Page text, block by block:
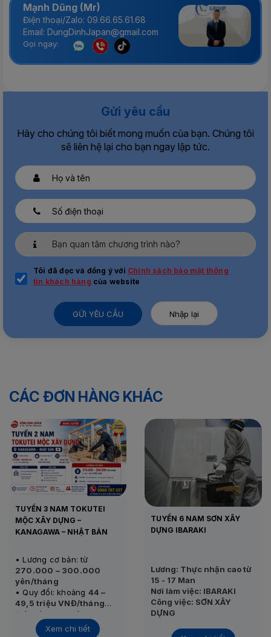
Mạnh Dũng (Mr)
Điện thoại/Zalo: 09.66.65.61.68
Email: DungDinhJapan@gmail.com
Gọi ngay:
Gửi yêu cầu
Hãy cho chúng tôi biết mong muốn của bạn. Chúng tôi
sẽ liên hệ lại cho bạn ngay lập tức.
Tôi đã đọc và đồng ý với Chính sách bảo mật thông
tin khách hàng của website
GỬI YÊU CẦU Nhập lại
CÁC ĐƠN HÀNG KHÁC
TUYỂN 3 NAM TOKUTEI
MỘC XÂY DỰNG –
KANAGAWA – NHẬT BẢN
• Lương cơ bản: từ
270.000 – 300.000
yên/tháng
• Quy đổi: khoảng 44 –
49,5 triệu VNĐ/tháng
(Tỷ giá tham khảo: 1.000
yên ≈ 165.331 VNĐ)
55 triệu VNĐ/tháng
Xem chi tiết
TUYỂN 6 NAM SƠN XÂY
DỰNG IBARAKI
Lương: Thực nhận cao từ
15 - 17 Man
Nơi làm việc: IBARAKI
Công việc: SƠN XÂY
DỰNG
Thi tuyển: 25/11/2020